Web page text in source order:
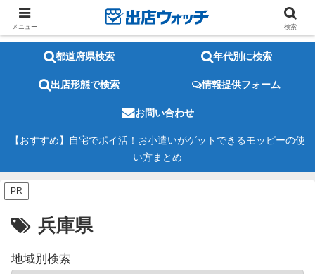
都道府県検索 年代別に検索
出店形態で検索 情報提供フォーム
お問い合わせ
【おすすめ】自宅でポイ活！お小遣いがゲットできるモッピーの使
い方まとめ
PR
兵庫県
地域別検索
メニュー 検索